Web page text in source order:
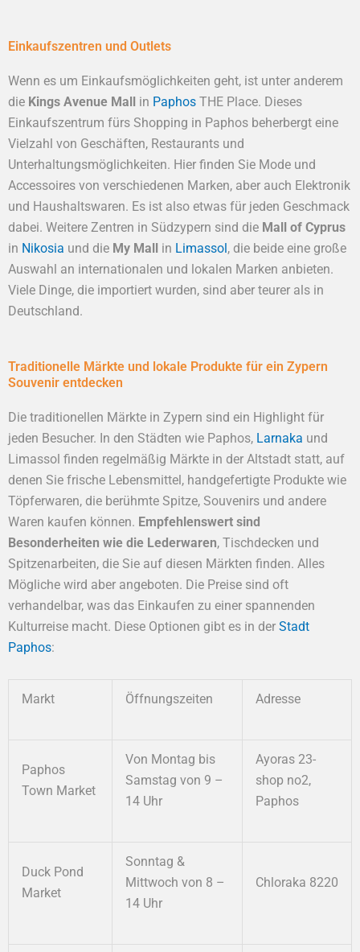
Einkaufszentren und Outlets
Wenn es um Einkaufsmöglichkeiten geht, ist unter anderem
die Kings Avenue Mall in Paphos THE Place. Dieses
Einkaufszentrum fürs Shopping in Paphos beherbergt eine
Vielzahl von Geschäften, Restaurants und
Unterhaltungsmöglichkeiten. Hier finden Sie Mode und
Accessoires von verschiedenen Marken, aber auch Elektronik
und Haushaltswaren. Es ist also etwas für jeden Geschmack
dabei. Weitere Zentren in Südzypern sind die Mall of Cyprus
in Nikosia und die My Mall in Limassol , die beide eine große
Auswahl an internationalen und lokalen Marken anbieten.
Viele Dinge, die importiert wurden, sind aber teurer als in
Deutschland.
Traditionelle Märkte und lokale Produkte für ein Zypern
Souvenir entdecken
Die traditionellen Märkte in Zypern sind ein Highlight für
jeden Besucher. In den Städten wie Paphos, Larnaka und
Limassol finden regelmäßig Märkte in der Altstadt statt, auf
denen Sie frische Lebensmittel, handgefertigte Produkte wie
Töpferwaren, die berühmte Spitze, Souvenirs und andere
Waren kaufen können. Empfehlenswert sind
Besonderheiten wie die Lederwaren, Tischdecken und
Spitzenarbeiten, die Sie auf diesen Märkten finden. Alles
Mögliche wird aber angeboten. Die Preise sind oft
verhandelbar, was das Einkaufen zu einer spannenden
Kulturreise macht. Diese Optionen gibt es in der Stadt
Paphos:
Markt Öffnungszeiten Adresse
Paphos
Town Market
Von Montag bis
Samstag von 9 –
14 Uhr
Ayoras 23-
shop no2,
Paphos
Duck Pond
Market
Sonntag &
Mittwoch von 8 –
14 Uhr
Chloraka 8220